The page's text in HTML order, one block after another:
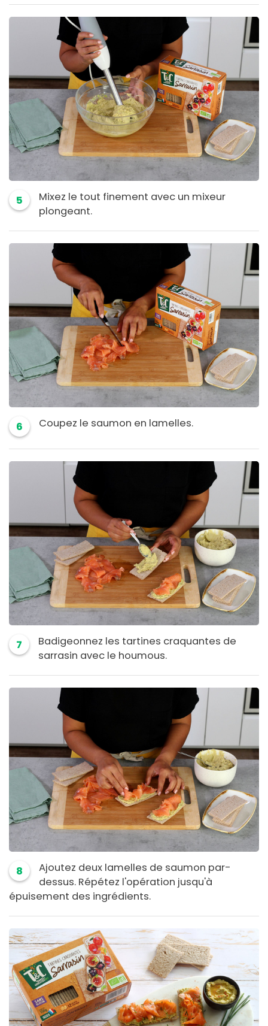
5
Mixez le tout finement avec un mixeur
plongeant.
6 Coupez le saumon en lamelles.
7
Badigeonnez les tartines craquantes de
sarrasin avec le houmous.
8
Ajoutez deux lamelles de saumon par-
dessus. Répétez l'opération jusqu'à
épuisement des ingrédients.